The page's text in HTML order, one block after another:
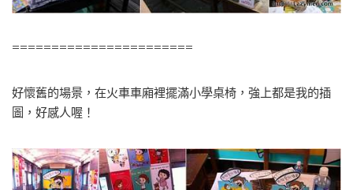
=======================
好懷舊的場景，在火車車廂裡擺滿小學桌椅，強上都是我的插
圖，好感人喔！